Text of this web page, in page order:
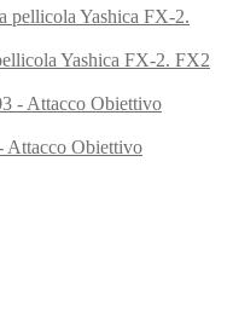
Yashica FX-2. FX2
Attacco Obiettivo